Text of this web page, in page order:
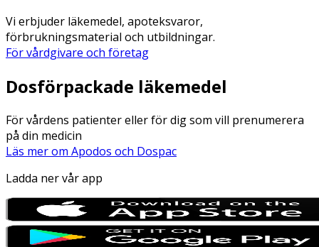
Vi erbjuder läkemedel, apoteksvaror,
förbrukningsmaterial och utbildningar.
För vårdgivare och företag
Dosförpackade läkemedel
För vårdens patienter eller för dig som vill prenumerera
på din medicin
Läs mer om Apodos och Dospac
Ladda ner vår app